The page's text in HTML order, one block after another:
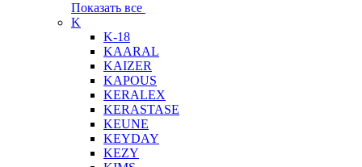
Показать все
K
K-18
KAARAL
KAIZER
KAPOUS
KERALEX
KERASTASE
KEUNE
KEYDAY
KEZY